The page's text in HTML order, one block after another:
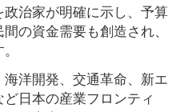
治家が明確に示し、予算
の資金需要も創造され、
洋開発、交通革命、新エ
日本の産業フロンティ